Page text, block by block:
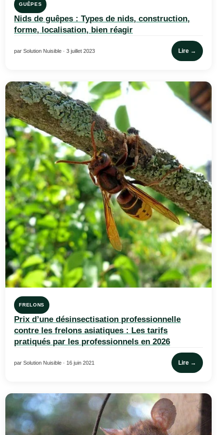
GUÊPES
Nids de guêpes : Types de nids, construction,
forme, localisation, bien réagir
par Solution Nuisible · 3 juillet 2023 Lire →
FRELONS
Prix d’une désinsectisation professionnelle
contre les frelons asiatiques : Les tarifs
pratiqués par les professionnels en 2026
par Solution Nuisible · 16 juin 2021 Lire →